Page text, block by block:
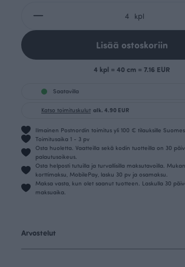
kpl
Lisää ostoskoriin
4 kpl = 40 cm = 7.16 EUR
Saatavilla
Katso toimituskulut alk. 4.90 EUR
Ilmainen Postnordin toimitus yli 100 € tilauksille
Toimitusaika 1 - 3 pv
Osta huoletta. Vaatteilla sekä kodin tuotteilla on 30
palautusoikeus.
Osta helposti tutuilla ja turvallisilla maksutavoilla.
korttimaksu, MobilePay, lasku 30 pv ja osamaksu.
Maksa vasta, kun olet saanut tuotteen. Laskulla 30
maksuaika.
Arvostelut